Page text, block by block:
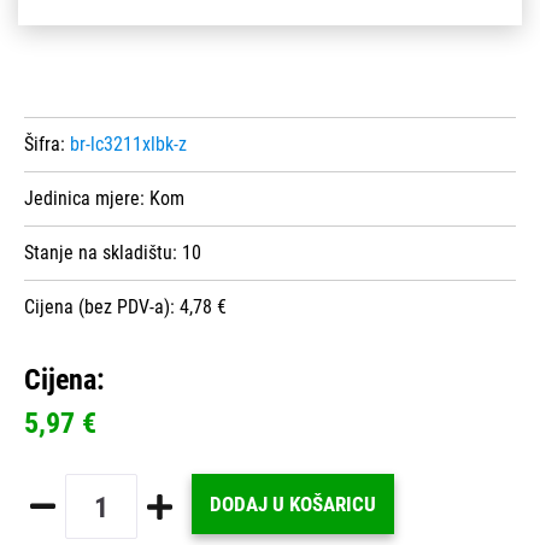
Šifra: br-lc3211xlbk-z
Jedinica mjere: Kom
Stanje na skladištu: 10
Cijena (bez PDV-a): 4,78 €
Cijena:
5,97 €
DODAJ U KOŠARICU